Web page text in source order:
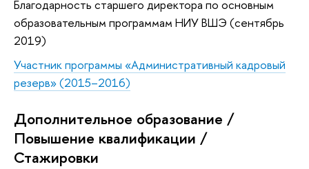
Благодарность старшего директора по основным
образовательным программам НИУ ВШЭ (сентябрь
2019)
Участник программы «Административный кадровый
резерв» (2015–2016)
Дополнительное образование /
Повышение квалификации /
Стажировки